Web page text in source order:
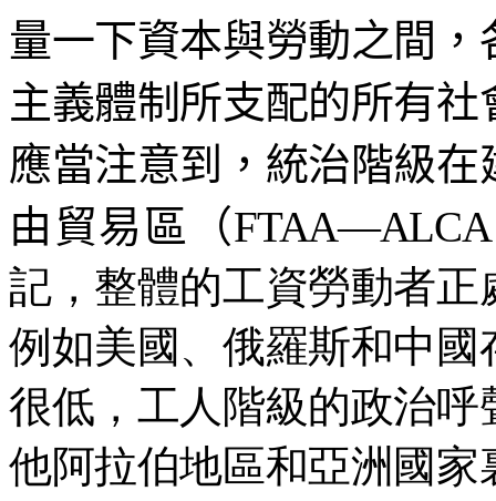
量一下資本與勞動之間
主義體制所支配的所有
應當注意到，統治階級
由貿易區（FTAA—
記，整體的工資勞動者
例如美國、俄羅斯和中
很低，工人階級的政治
他阿拉伯地區和亞洲國